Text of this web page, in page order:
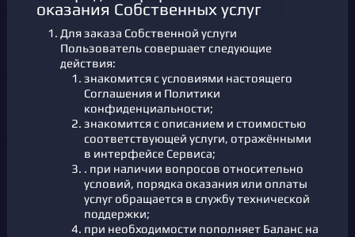
оказания Собственных услуг
Для заказа Собственной услуги
Пользователь совершает следующие
действия:
знакомится с условиями настоящего
Соглашения и Политики
конфиденциальности;
знакомится с описанием и стоимостью
соответствующей услуги, отражёнными
в интерфейсе Сервиса;
. при наличии вопросов относительно
условий, порядка оказания или оплаты
услуг обращается в службу технической
поддержки;
при необходимости пополняет Баланс на